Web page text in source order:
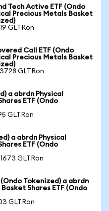
Tech Active ETF (Ondo
Precious Metals Basket
GLTRon
Call ETF (Ondo
Precious Metals Basket
GLTRon
a abrdn Physical
ETF (Ondo
GLTRon
a abrdn Physical
ETF (Ondo
GLTRon
Tokenized) a abrdn
Shares ETF (Ondo
GLTRon